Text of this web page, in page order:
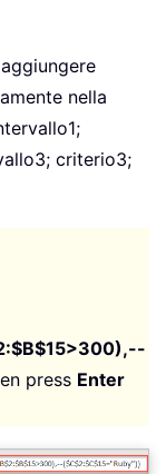
nella
criterio3;
press Enter